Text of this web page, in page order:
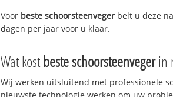
Voor beste schoorsteenveger belt u deze
dagen per jaar voor u klaar.
Wat kostbeste schoorsteenvegerin
Wij werken uitsluitend met professionele